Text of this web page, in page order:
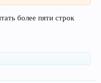
более пяти строк